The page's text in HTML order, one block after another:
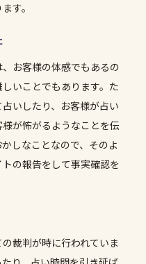
す。
お客様の体感でもあるの
いことでもあります。た
いしたり、お客様が占い
が怖がるようなことを伝
しなことなので、そのよ
の報告をして事実確認を
裁判が時に行われていま